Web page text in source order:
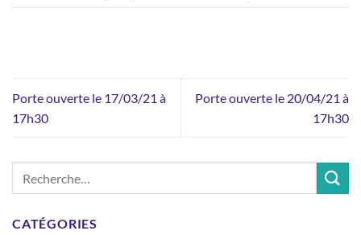
Porte ouverte le 17/03/21 à
17h30
Porte ouverte le 20/04/21 à
17h30
CATÉGORIES